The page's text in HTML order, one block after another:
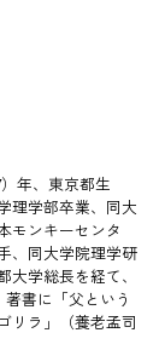
年、東京都生
理学部卒業、同大
モンキーセンタ
、同大学院理学研
学総長を経て、
書に「父という
リラ」（養老孟司